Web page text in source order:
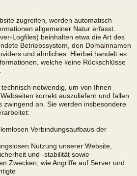
zugreifen, werden automatisch
allgemeiner Natur erfasst.
Logfiles) beinhalten etwa die Art des
Betriebssystem, den Domainnamen
und ähnliches. Hierbei handelt es
welche keine Rückschlüsse
notwendig, um von Ihnen
korrekt auszuliefern und fallen
zwingend an. Sie werden insbesondere
Verbindungsaufbaus der
Nutzung unserer Website,
und -stabilität sowie
Zwecken, wie Angriffe auf Server und